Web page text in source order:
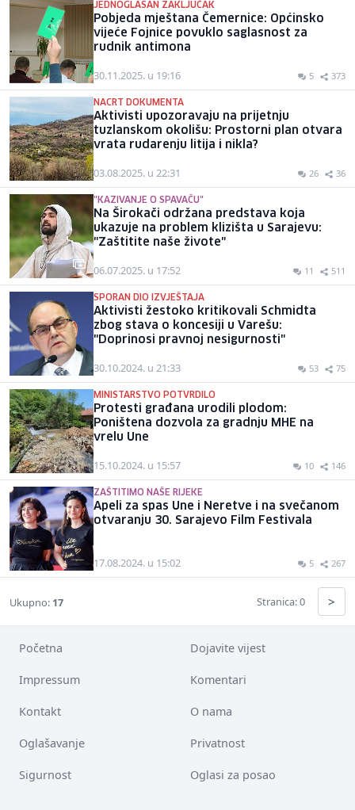
JEDNOGLASAN ZAKLJUČAK
Pobjeda mještana Čemernice: Općinsko
vijeće Fojnice povuklo saglasnost za
rudnik antimona
30.11.2025. u 19:16 5 373
NACRT DOKUMENTA
Aktivisti upozoravaju na prijetnju
tuzlanskom okolišu: Prostorni plan otvara
vrata rudarenju litija i nikla?
03.08.2025. u 22:31 26 36
"KAZIVANJE O SPAVAČU"
Na Širokači održana predstava koja
ukazuje na problem klizišta u Sarajevu:
"Zaštitite naše živote"
06.07.2025. u 17:52 11 511
SPORAN DIO IZVJEŠTAJA
Aktivisti žestoko kritikovali Schmidta
zbog stava o koncesiji u Varešu:
"Doprinosi pravnoj nesigurnosti"
30.10.2024. u 21:33 53 75
MINISTARSTVO POTVRDILO
Protesti građana urodili plodom:
Poništena dozvola za gradnju MHE na
vrelu Une
15.10.2024. u 15:57 10 146
ZAŠTITIMO NAŠE RIJEKE
Apeli za spas Une i Neretve i na svečanom
otvaranju 30. Sarajevo Film Festivala
17.08.2024. u 15:02 5 267
Ukupno: 17 Stranica: 0 >
Početna Dojavite vijest
Impressum Komentari
Kontakt O nama
Oglašavanje Privatnost
Sigurnost Oglasi za posao